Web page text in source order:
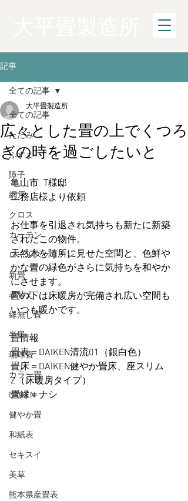
記事
全ての記事
たたみ
ふすま
障子
網戸
クロス
カーテン
ロールスクリーン
新畳
表替え
縁無し畳
半畳
琉球畳
カラー畳
DAIKEN
健やか畳
和紙表
セキスイ
美草
熊本県産畳表
全ての記事
広々とした畳の上でくつろ
ぎの時を過ごしたいと
大平畳製造所
亀山市  T様邸
工務店様より依頼
お仕事を引退され気持ちも新たに新築
されたこの物件。
天然木を随所に見せた空間と、色鮮や
かな畳の緑色がさらに気持ちを和やか
にさせます。
畳の下は床暖房が完備され広い空間も
いつも暖かです。
畳情報
畳表＝DAIKEN清流01（銀白色）
畳床＝DAIKEN健やか畳床、座スリム
Z（床暖房タイプ）
畳縁＝ナシ